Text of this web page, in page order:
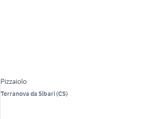
Pizzaiolo
Terranova da Sibari(CS)